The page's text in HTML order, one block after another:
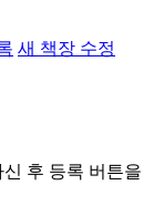
새 책장 수정
신 후 등록 버튼을